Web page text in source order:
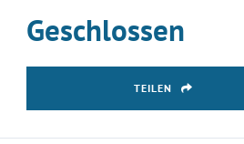
Geschlossen
TEILEN